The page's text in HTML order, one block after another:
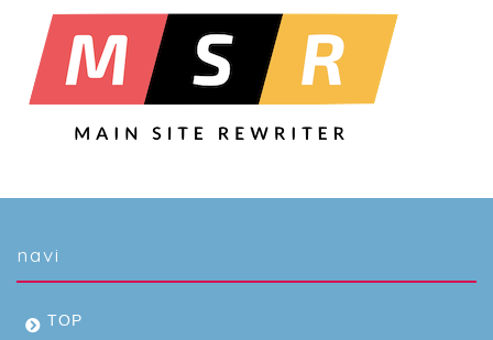
navi
TOP